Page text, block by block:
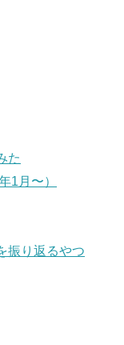
た
1月〜）
振り返るやつ